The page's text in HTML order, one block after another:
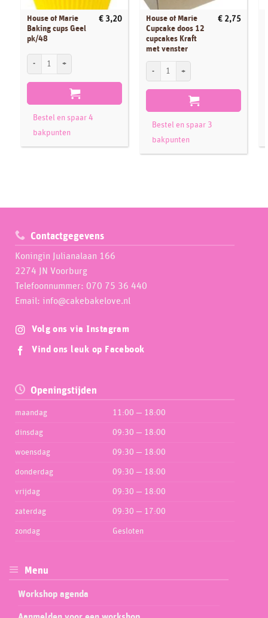
House of Marie
Baking cups Geel
pk/48
€ 3,20
House of Marie Baking cups Geel pk/48 aantal
Bestel en spaar 4
bakpunten
House of Marie
Cupcake doos 12
cupcakes Kraft
met venster
€ 2,75
House of Marie Cupcake doos 12
Bestel en spaar 3
bakpunten
Contactgegevens
Koningin Julianalaan 166
2274 JN Voorburg
Telefoonnummer: 070 75 36 440
Email: info@cakebakelove.nl
Volg ons via Instagram
Vind ons leuk op Facebook
Openingstijden
maandag 11:00 — 18:00
dinsdag 09:30 — 18:00
woensdag 09:30 — 18:00
donderdag 09:30 — 18:00
vrijdag 09:30 — 18:00
zaterdag 09:30 — 17:00
zondag Gesloten
Menu
Workshop agenda